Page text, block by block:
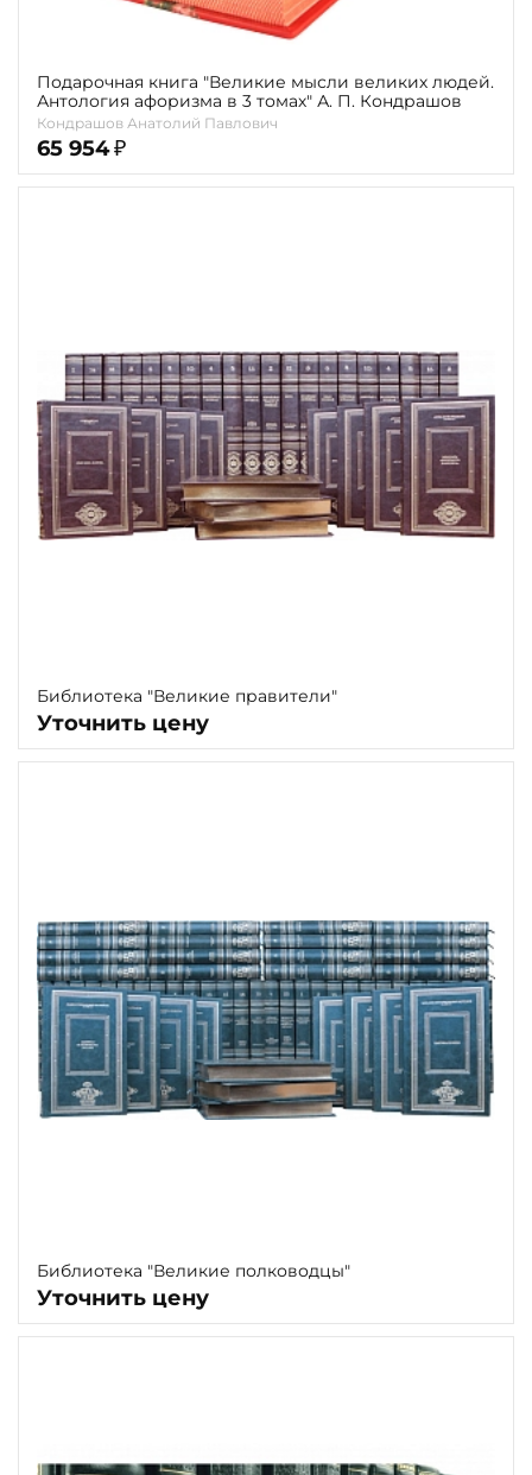
Повод
Религия
Теги
Подарочная книга "Великие мысли великих людей.
Антология афоризма в 3 томах" А. П. Кондрашов
Кондрашов Анатолий Павлович
65 954 ₽
Библиотека "Великие правители"
Уточнить цену
Библиотека "Великие полководцы"
Уточнить цену